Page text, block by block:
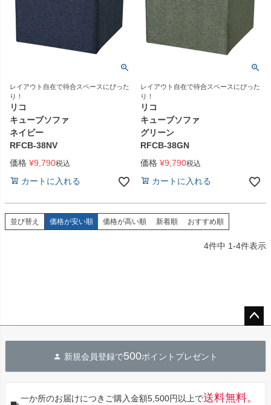
レイアウト自在で待合スペースにぴった
り！
リコ
キューブソファ
ネイビー
RFCB-38NV
価格 ¥9,790税込
カートに入れる
レイアウト自在で待合スペースにぴった
り！
リコ
キューブソファ
グリーン
RFCB-38GN
価格 ¥9,790税込
カートに入れる
並び替え 価格が安い順 価格が高い順 新着順 おすすめ順
4件中 1-4件表示
へ
新規会員登録で500ポイントプレゼント
一か所のお届けにつきご購入金額5,500円以上で送料無料。